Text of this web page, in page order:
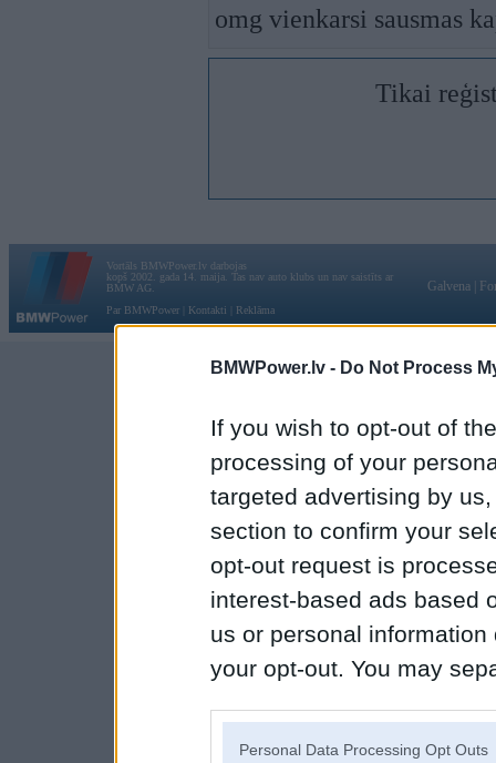
BMWPower.lv - Do Not Process
If you wish to opt-out of
processing of your
targeted advertising by
section to confirm your
opt-out request is
interest-based ads based
us or personal
your opt-out. You may
Personal Data Processing Opt Outs
omg vienkarsi sausmas
Tikai
Vortāls BMWPower.lv darbojas
kopš 2002. gada 14. maija. Tas nav auto klubs un nav saistīts ar
BMW AG.
Par BMWPower
Kontakti Reklāma
Galvena